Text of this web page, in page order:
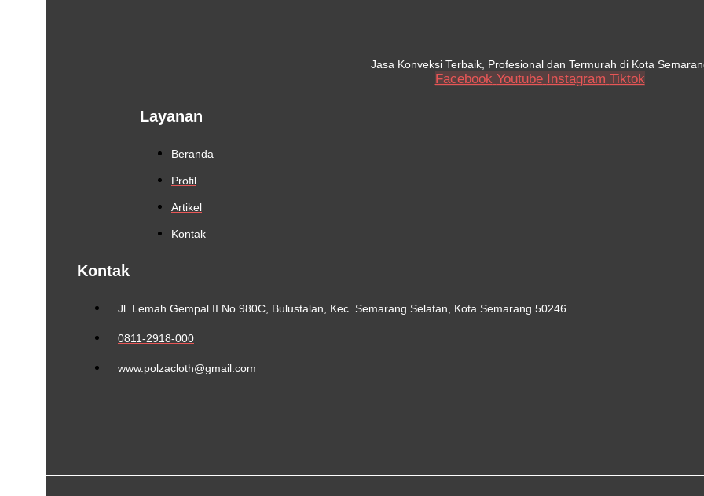
Jasa Konveksi Terbaik, Profesional dan Termurah di Kota
Facebook Youtube Instagram Tiktok
Layanan
Beranda
Profil
Artikel
Kontak
Kontak
Jl. Lemah Gempal II No.980C, Bulustalan, Kec. Semarang Selatan, Kota Semarang 50246
0811-2918-000
www.polzacloth@gmail.com